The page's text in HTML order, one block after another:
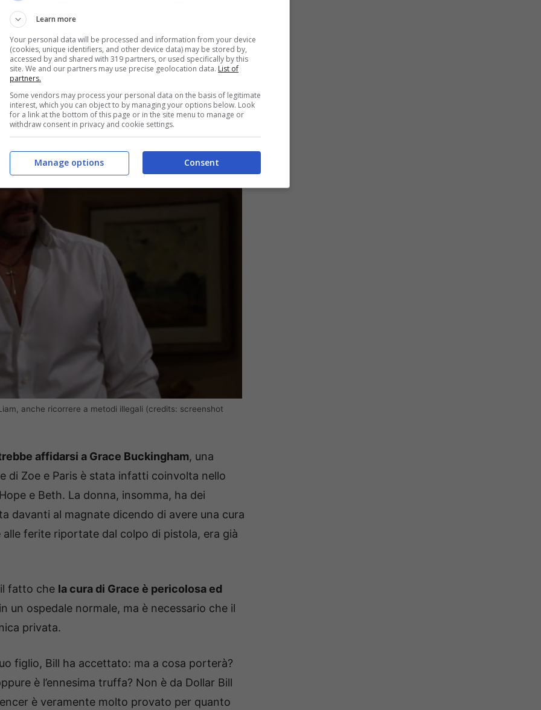
la Nozawa) è rimasto
nonostante Finn sia riuscito a estrarre la
Bill, duramente attaccato da Steffy e Hope,
figlio ed è pronto a tutto pur di farlo guarire.
anche ricorrere a metodi illegali (credits: screenshot
affidarsi a Grace Buckingham, una
di Zoe e Paris è stata infatti coinvolta nello
e Beth. La donna, insomma, ha dei
davanti al magnate dicendo di avere una cura
ferite riportate dal colpo di pistola, era già
fatto che la cura di Grace è pericolosa ed
un ospedale normale, ma è necessario che il
privata.
figlio, Bill ha accettato: ma a cosa porterà?
è l’ennesima truffa? Non è da Dollar Bill
è veramente molto provato per quanto
Learn more
Your personal data will be processed and information from your device
(cookies, unique identifiers, and other device data) may be stored by,
accessed by and shared with 319 partners, or used specifically by this
site. We and our partners may use precise geolocation data. List of
partners.
Some vendors may process your personal data on the basis of legitimate
interest, which you can object to by managing your options below. Look
for a link at the bottom of this page or in the site menu to manage or
withdraw consent in privacy and cookie settings.
Consent
Manage options